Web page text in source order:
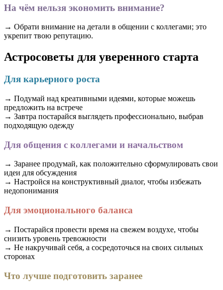
На чём нельзя экономить внимание?
→ Обрати внимание на детали в общении с коллегами; это
укрепит твою репутацию.
Астросоветы для уверенного старта
Для карьерного роста
→ Подумай над креативными идеями, которые можешь
предложить на встрече
→ Завтра постарайся выглядеть профессионально, выбрав
подходящую одежду
Для общения с коллегами и начальством
→ Заранее продумай, как положительно сформулировать свои
идеи для обсуждения
→ Настройся на конструктивный диалог, чтобы избежать
недопонимания
Для эмоционального баланса
→ Постарайся провести время на свежем воздухе, чтобы
снизить уровень тревожности
→ Не накручивай себя, а сосредоточься на своих сильных
сторонах
Что лучше подготовить заранее